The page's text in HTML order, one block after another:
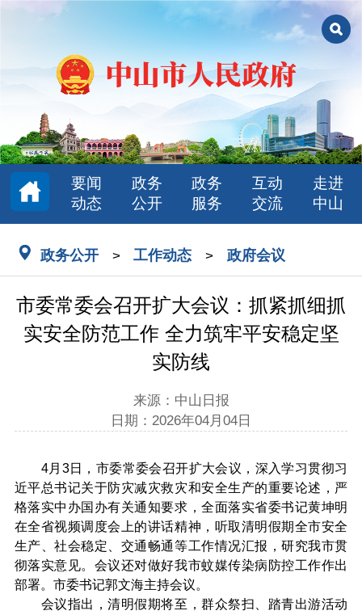
要闻
动态
政务
公开
政务
服务
互动
交流
走进
中山
政务公开 > 工作动态 > 政府会议
市委常委会召开扩大会议：抓紧抓细抓
实安全防范工作 全力筑牢平安稳定坚
实防线
来源：中山日报
日期：2026年04月04日
4月3日，市委常委会召开扩大会议，深入学习贯彻习
近平总书记关于防灾减灾救灾和安全生产的重要论述，严
格落实中办国办有关通知要求，全面落实省委书记黄坤明
在全省视频调度会上的讲话精神，听取清明假期全市安全
生产、社会稳定、交通畅通等工作情况汇报，研究我市贯
彻落实意见。会议还对做好我市蚊媒传染病防控工作作出
部署。市委书记郭文海主持会议。
会议指出，清明假期将至，群众祭扫、踏青出游活动